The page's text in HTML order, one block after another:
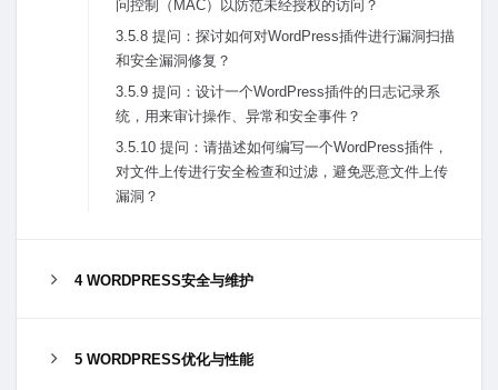
问控制（MAC）以防范未经授权的访问？
3.5.8 提问：探讨如何对WordPress插件进⾏漏洞扫描
和安全漏洞修复？
3.5.9 提问：设计⼀个WordPress插件的⽇志记录系
统，⽤来审计操作、异常和安全事件？
3.5.10 提问：请描述如何编写⼀个WordPress插件，
对⽂件上传进⾏安全检查和过滤，避免恶意⽂件上传
漏洞？
4 WORDPRESS安全与维护
5 WORDPRESS优化与性能